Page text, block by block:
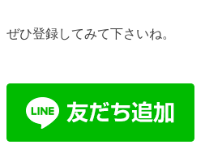
ぜひ登録してみて下さいね。